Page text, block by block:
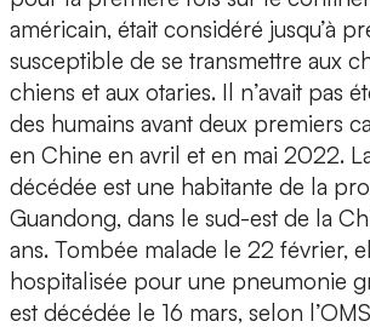
américain, était considéré jusqu’à
susceptible de se transmettre aux
chiens et aux otaries. Il n’avait pas
des humains avant deux premiers
en Chine en avril et en mai 2022.
décédée est une habitante de la
Guandong, dans le sud-est de la
ans. Tombée malade le 22 février,
hospitalisée pour une pneumonie
est décédée le 16 mars, selon